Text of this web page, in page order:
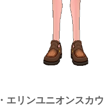
・エリンユニオンスカ